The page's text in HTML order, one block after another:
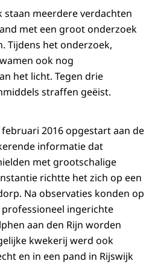
staan meerdere verdachten
met een groot onderzoek
Tijdens het onderzoek,
ook nog
het licht. Tegen drie
straffen geëist.
2016 opgestart aan de
informatie dat
met grootschalige
richtte het zich op een
Na observaties konden op
ingerichte
aan den Rijn worden
kwekerij werd ook
en in een pand in Rijswijk